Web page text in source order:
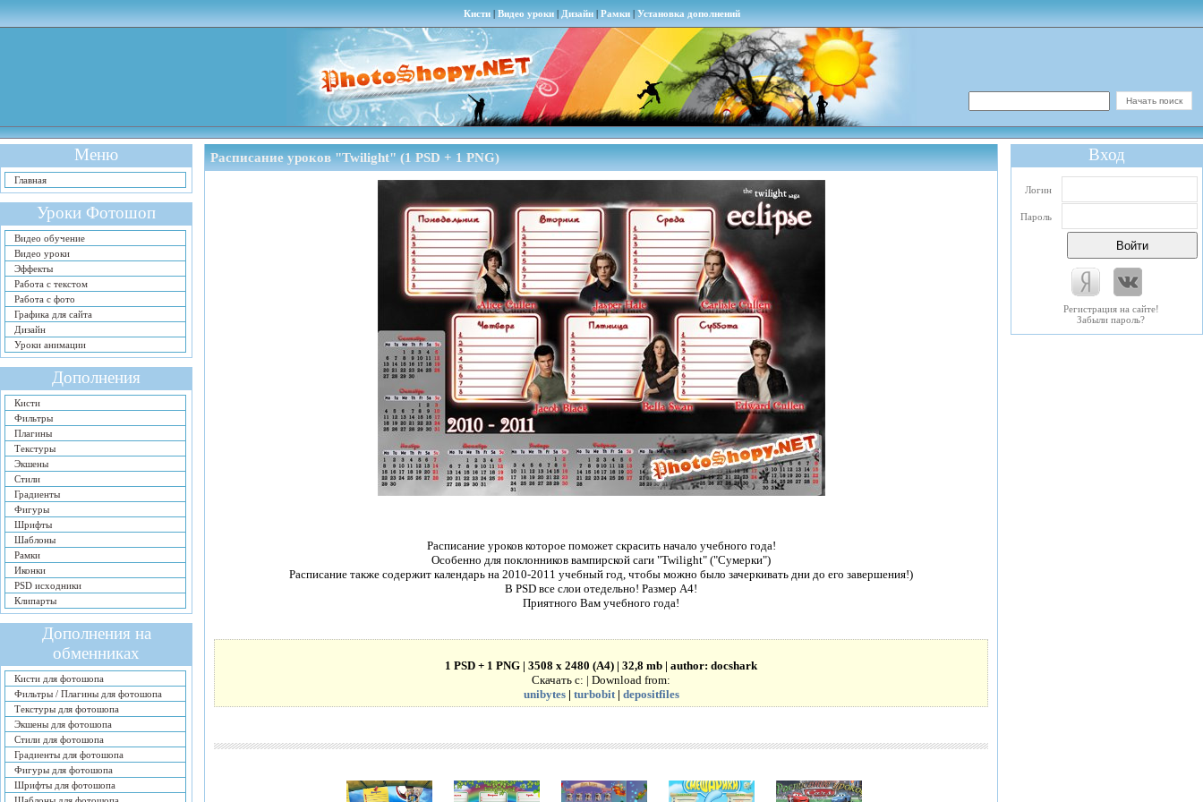
Кисти| Видео уроки| Дизайн| Рамки| Установка дополнений
Меню
Главная
Уроки Фотошоп
Видео обучение
Видео уроки
Эффекты
Работа с текстом
Работа с фото
Графика для сайта
Дизайн
Уроки анимации
Дополнения
Кисти
Фильтры
Плагины
Текстуры
Экшены
Стили
Градиенты
Фигуры
Шрифты
Шаблоны
Рамки
Иконки
PSD исходники
Клипарты
Дополнения на
обменниках
Кисти для фотошопа
Фильтры / Плагины для фотошопа
Текстуры для фотошопа
Экшены для фотошопа
Стили для фотошопа
Градиенты для фотошопа
Фигуры для фотошопа
Шрифты для фотошопа
Вход
Логин
Пароль
Регистрация на сайте!
Забыли пароль?
Расписание уроков "Twilight" (1 PSD + 1 PNG)
Расписание уроков которое поможет скрасить начало учебного года!
Особенно для поклонников вампирской саги "Twilight" ("Сумерки")
Расписание также содержит календарь на 2010-2011 учебный год, чтобы можно было зачеркивать дни до его завершения!)
В PSD все слои отедельно! Размер А4!
Приятного Вам учебного года!
1 PSD + 1 PNG | 3508 x 2480 (A4) | 32,8 mb | author: docshark
Скачать с: | Download from:
unibytes | turbobit | depositfiles